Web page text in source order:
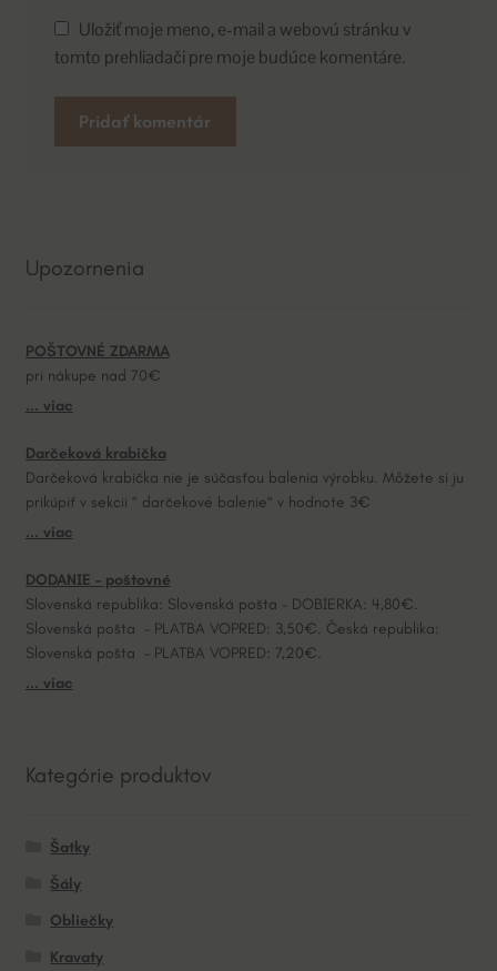
Uložiť moje meno, e-mail a webovú stránku v
tomto prehliadači pre moje budúce komentáre.
r
t
i
v
:
Upozornenia
POŠTOVNÉ ZDARMA
pri nákupe nad 70€
... viac
Darčeková krabička
Darčeková krabička nie je súčasťou balenia výrobku. Môžete si ju
prikúpiť v sekcii “ darčekové balenie“ v hodnote 3€
... viac
DODANIE – poštovné
Slovenská republika: Slovenská pošta – DOBIERKA: 4,80€.
Slovenská pošta – PLATBA VOPRED: 3,50€. Česká republika:
Slovenská pošta – PLATBA VOPRED: 7,20€.
... viac
Kategórie produktov
Šatky
Šály
Obliečky
Kravaty